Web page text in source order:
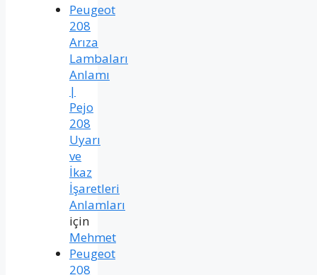
Peugeot
208
Arıza
Lambaları
Anlamı
|
Pejo
208
Uyarı
ve
İkaz
İşaretleri
Anlamları
için
Mehmet
Peugeot
208